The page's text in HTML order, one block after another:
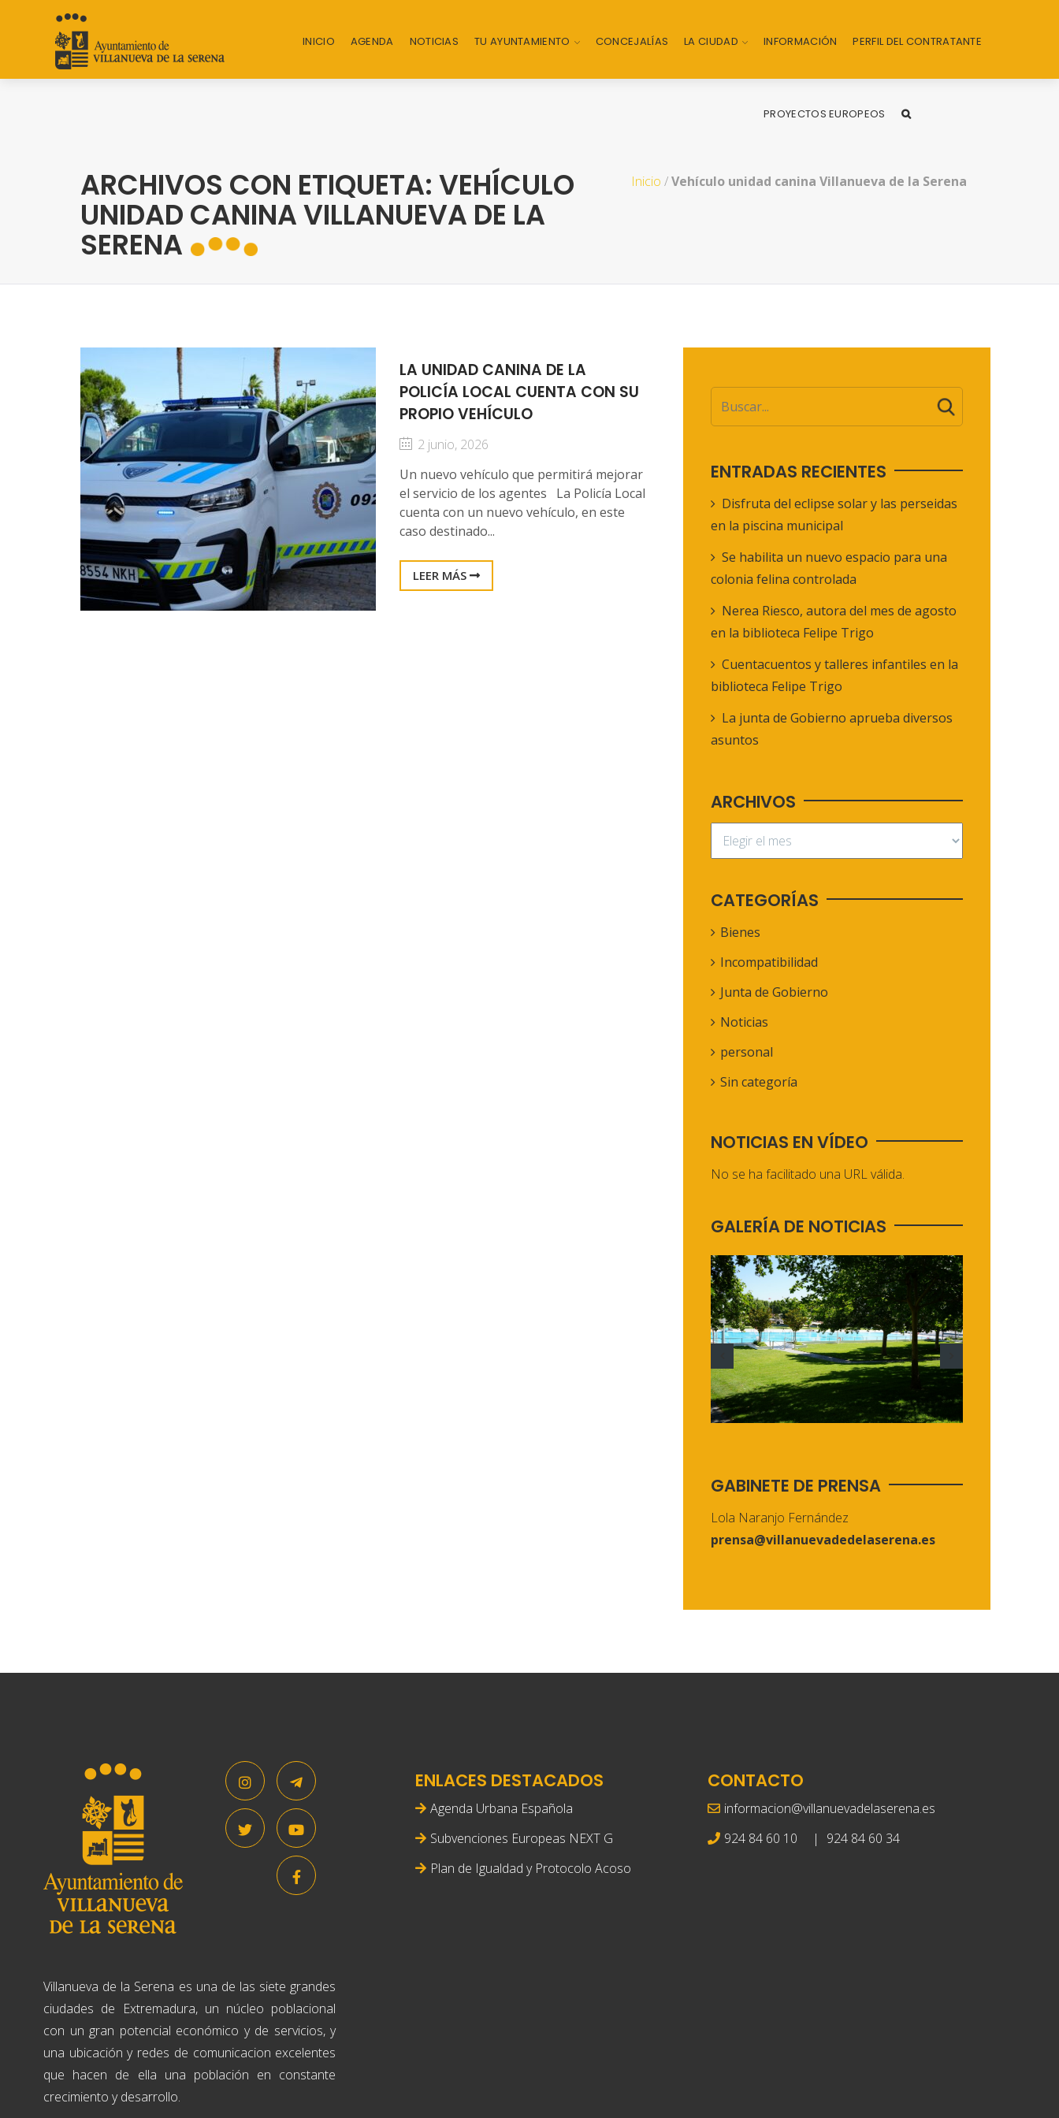
INICIO AGENDA NOTICIAS TU AYUNTAMIENTO CONCEJALÍAS LA CIUDAD INFORMACIÓN PERFIL DEL CONTRATANTE
PROYECTOS EUROPEOS
ARCHIVOS CON ETIQUETA: VEHÍCULO
UNIDAD CANINA VILLANUEVA DE LA
SERENA
Inicio /Vehículo unidad canina Villanueva de la Serena
LA UNIDAD CANINA DE LA
POLICÍA LOCAL CUENTA CON SU
PROPIO VEHÍCULO
2 junio, 2026
Un nuevo vehículo que permitirá mejorar
el servicio de los agentes La Policía Local
cuenta con un nuevo vehículo, en este
caso destinado...
LEER MÁS
ENTRADAS RECIENTES
Disfruta del eclipse solar y las perseidas
en la piscina municipal
Se habilita un nuevo espacio para una
colonia felina controlada
Nerea Riesco, autora del mes de agosto
en la biblioteca Felipe Trigo
Cuentacuentos y talleres infantiles en la
biblioteca Felipe Trigo
La junta de Gobierno aprueba diversos
asuntos
ARCHIVOS
CATEGORÍAS
Bienes
Incompatibilidad
Junta de Gobierno
Noticias
personal
Sin categoría
NOTICIAS EN VÍDEO
No se ha facilitado una URL válida.
GALERÍA DE NOTICIAS
GABINETE DE PRENSA
Lola Naranjo Fernández
prensa@villanuevadedelaserena.es
Villanueva de la Serena es una de las siete grandes
ciudades de Extremadura, un núcleo poblacional
con un gran potencial económico y de servicios, y
una ubicación y redes de comunicacion excelentes
que hacen de ella una población en constante
crecimiento y desarrollo.
ENLACES DESTACADOS
Agenda Urbana Española
Subvenciones Europeas NEXT G
Plan de Igualdad y Protocolo Acoso
CONTACTO
informacion@villanuevadelaserena.es
924 84 60 10
| 924 84 60 34